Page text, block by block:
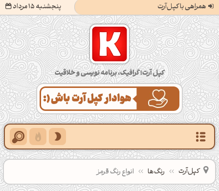
همراهی با کپل‌آرت پنجشنبه 15 مرداد
کپل‌آرت؛ گرافیک، برنامه‌نویسی و خلاقیت
کپل‌آرت رنگ‌ها انواع رنگ قرمز